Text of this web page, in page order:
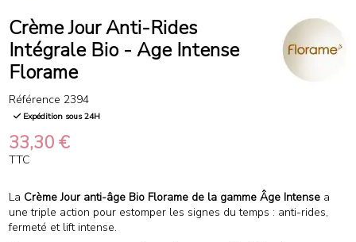
Crème Jour Anti-Rides
Intégrale Bio - Age Intense
Florame
Référence 2394
Expédition sous 24H
33,30 €
TTC
La Crème Jour anti-âge Bio Florame de la gamme Âge Intensea
une triple action pour estomper les signes du temps : anti-rides,
fermeté et lift intense.